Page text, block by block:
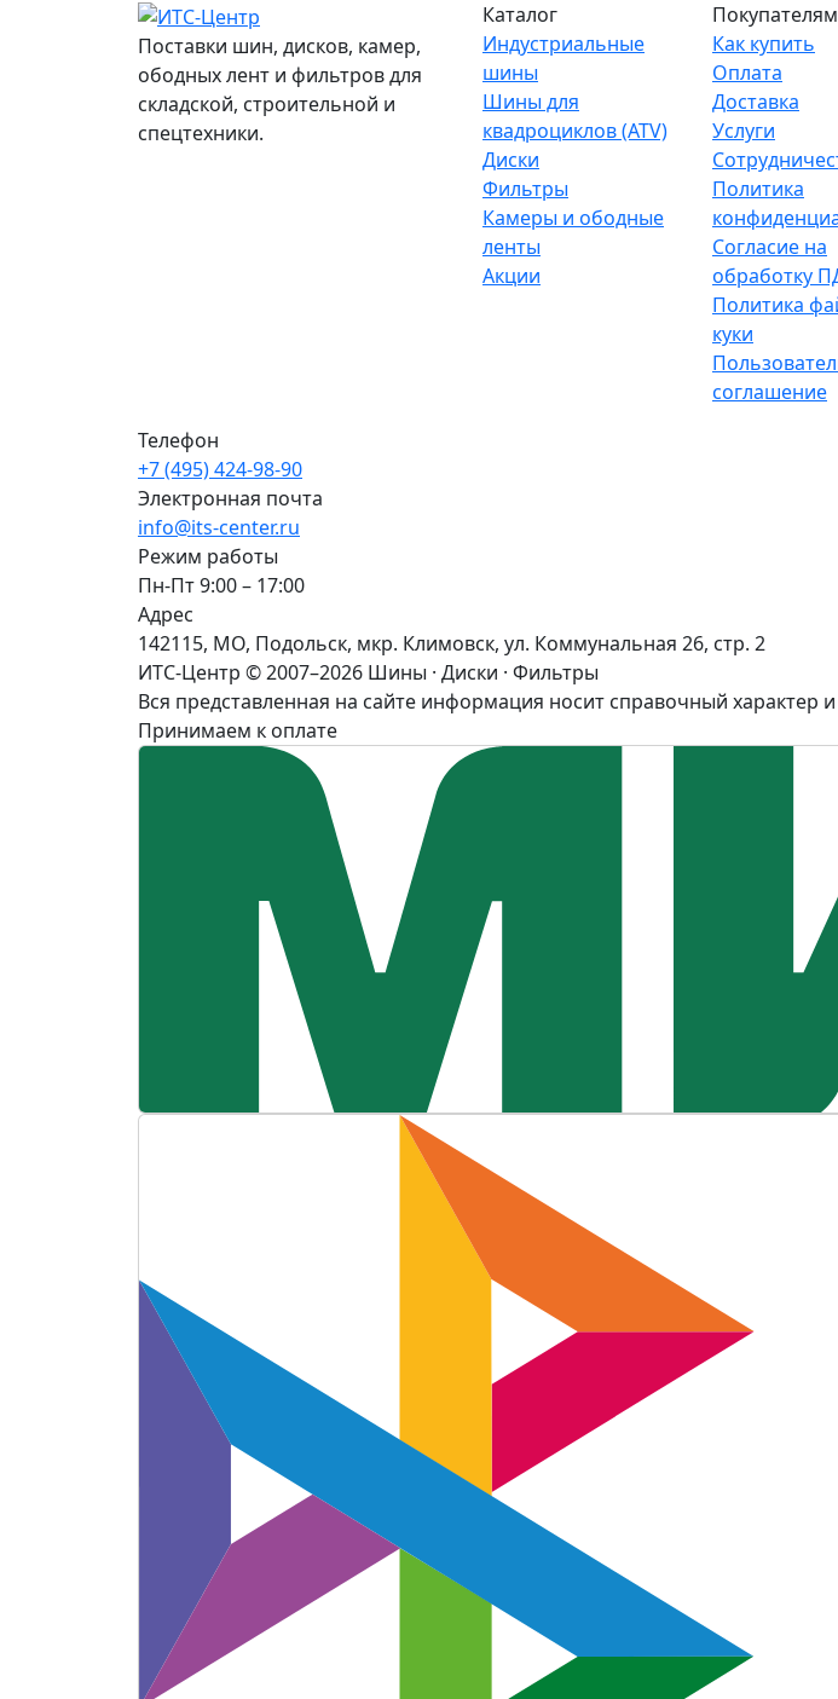
Поставки шин, дисков, камер,
ободных лент и фильтров для
складской, строительной и
спецтехники.
Каталог
Индустриальные
шины
Шины для
квадроциклов (ATV)
Диски
Фильтры
Камеры и ободные
ленты
Акции
Покупателям
Как купить
Оплата
Доставка
Услуги
Политика
Согласие на
обработку
Политика
куки
соглашение
Телефон
+7 (495) 424-98-90
Электронная почта
info@its-center.ru
Режим работы
Пн-Пт 9:00 – 17:00
Адрес
142115, МО, Подольск, мкр. Климовск, ул. Коммунальная 26, стр. 2
ИТС-Центр © 2007–2026 Шины · Диски · Фильтры
Вся представленная на сайте информация носит справочный характер
Принимаем к оплате